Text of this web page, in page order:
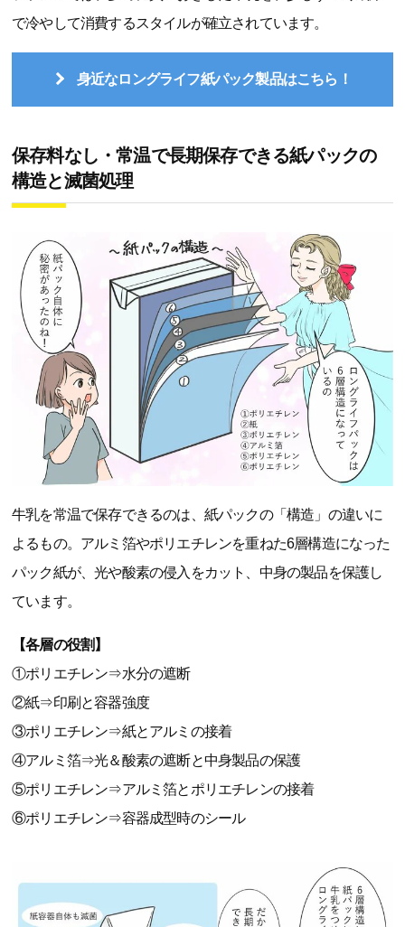
で冷やして消費するスタイルが確立されています。
身近なロングライフ紙パック製品はこちら！
保存料なし・常温で長期保存できる紙パックの
構造と滅菌処理
牛乳を常温で保存できるのは、紙パックの「構造」の違いに
よるもの。アルミ箔やポリエチレンを重ねた6層構造になった
パック紙が、光や酸素の侵入をカット、中身の製品を保護し
ています。
【各層の役割】
①ポリエチレン⇒水分の遮断
②紙⇒印刷と容器強度
③ポリエチレン⇒紙とアルミの接着
④アルミ箔⇒光＆酸素の遮断と中身製品の保護
⑤ポリエチレン⇒アルミ箔とポリエチレンの接着
⑥ポリエチレン⇒容器成型時のシール